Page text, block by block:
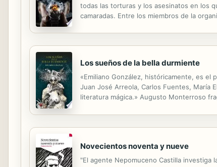
todas las torturas y los asesinatos en los
camaradas. Entre los miembros de la
Los sueños de la bella durmiente
«Emiliano González, históricamente, es el
Juan José Arreola, Carlos Fuentes, María
literatura mágica.» Augusto Monterroso
Novecientos noventa y nueve
"El agente Nepomuceno Castilla